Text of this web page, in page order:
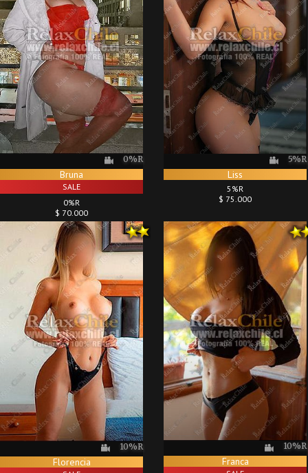
0%R
Bruna
SALE
0%R
$ 70.000
5%R
Liss
5%R
$ 75.000
10%R
Florencia
10%R
Franca